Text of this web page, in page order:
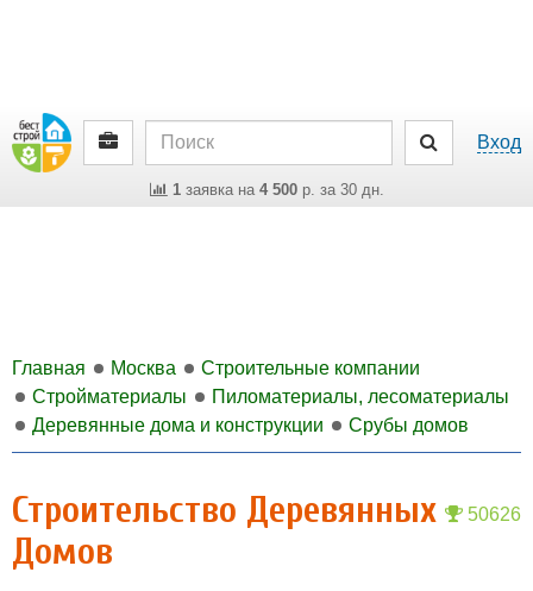
Вход
1заявка на 4 500р. за 30 дн.
Главная Москва
Строительные компании
Стройматериалы
Пиломатериалы, лесоматериалы
Деревянные дома и конструкции
Срубы домов
50626
Строительство Деревянных
Домов